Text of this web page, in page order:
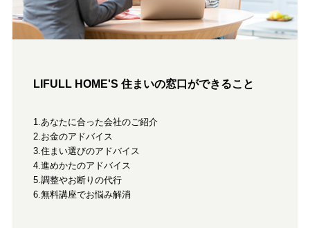
LIFULL HOME'S 住まいの窓口ができること
1.あなたに合った会社のご紹介
2.お金のアドバイス
3.住まい選びのアドバイス
4.進めかたのアドバイス
5.調整やお断りの代行
6.無料講座でお悩み解消